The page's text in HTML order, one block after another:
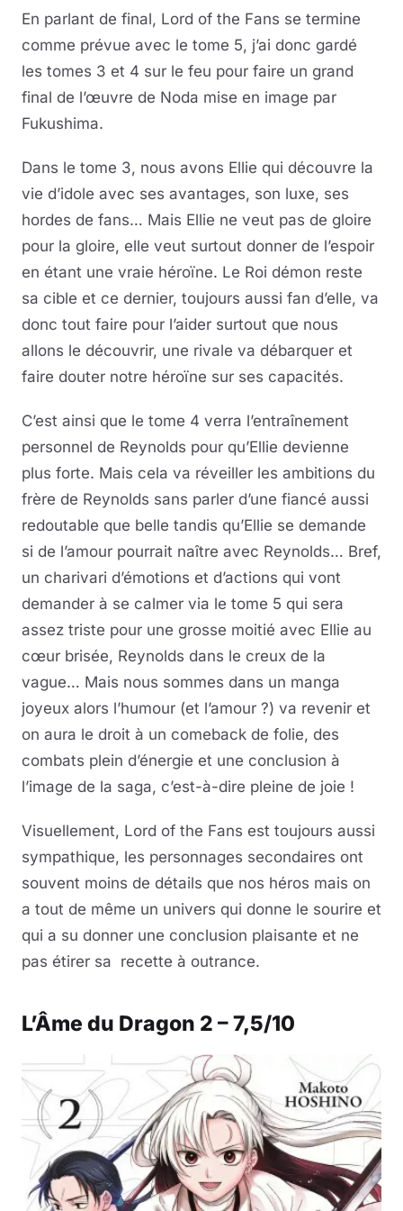
En parlant de final, Lord of the Fans se termine
comme prévue avec le tome 5, j’ai donc gardé
les tomes 3 et 4 sur le feu pour faire un grand
final de l’œuvre de Noda mise en image par
Fukushima.
Dans le tome 3, nous avons Ellie qui découvre la
vie d’idole avec ses avantages, son luxe, ses
hordes de fans… Mais Ellie ne veut pas de gloire
pour la gloire, elle veut surtout donner de l’espoir
en étant une vraie héroïne. Le Roi démon reste
sa cible et ce dernier, toujours aussi fan d’elle, va
donc tout faire pour l’aider surtout que nous
allons le découvrir, une rivale va débarquer et
faire douter notre héroïne sur ses capacités.
C’est ainsi que le tome 4 verra l’entraînement
personnel de Reynolds pour qu’Ellie devienne
plus forte. Mais cela va réveiller les ambitions du
frère de Reynolds sans parler d’une fiancé aussi
redoutable que belle tandis qu’Ellie se demande
si de l’amour pourrait naître avec Reynolds… Bref,
un charivari d’émotions et d’actions qui vont
demander à se calmer via le tome 5 qui sera
assez triste pour une grosse moitié avec Ellie au
cœur brisée, Reynolds dans le creux de la
vague… Mais nous sommes dans un manga
joyeux alors l’humour (et l’amour ?) va revenir et
on aura le droit à un comeback de folie, des
combats plein d’énergie et une conclusion à
l’image de la saga, c’est-à-dire pleine de joie !
Visuellement, Lord of the Fans est toujours aussi
sympathique, les personnages secondaires ont
souvent moins de détails que nos héros mais on
a tout de même un univers qui donne le sourire et
qui a su donner une conclusion plaisante et ne
pas étirer sa recette à outrance.
L’Âme du Dragon 2 – 7,5/10